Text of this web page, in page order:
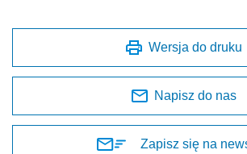
Wersja do druku
Napisz do nas
Zapisz się na